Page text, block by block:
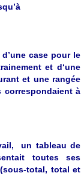
case pour le
et d‘une
et une rangée
à
un tableau de
toutes ses
total, total et